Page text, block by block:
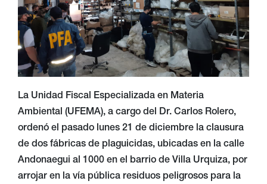
La Unidad Fiscal Especializada en Materia
Ambiental (UFEMA), a cargo del Dr. Carlos Rolero,
ordenó el pasado lunes 21 de diciembre la clausura
de dos fábricas de plaguicidas, ubicadas en la calle
Andonaegui al 1000 en el barrio de Villa Urquiza, por
arrojar en la vía pública residuos peligrosos para la